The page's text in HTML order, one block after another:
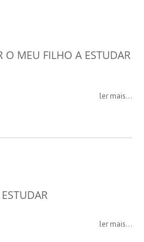
O MEU FILHO A ESTUDAR
ler mais...
ler mais...